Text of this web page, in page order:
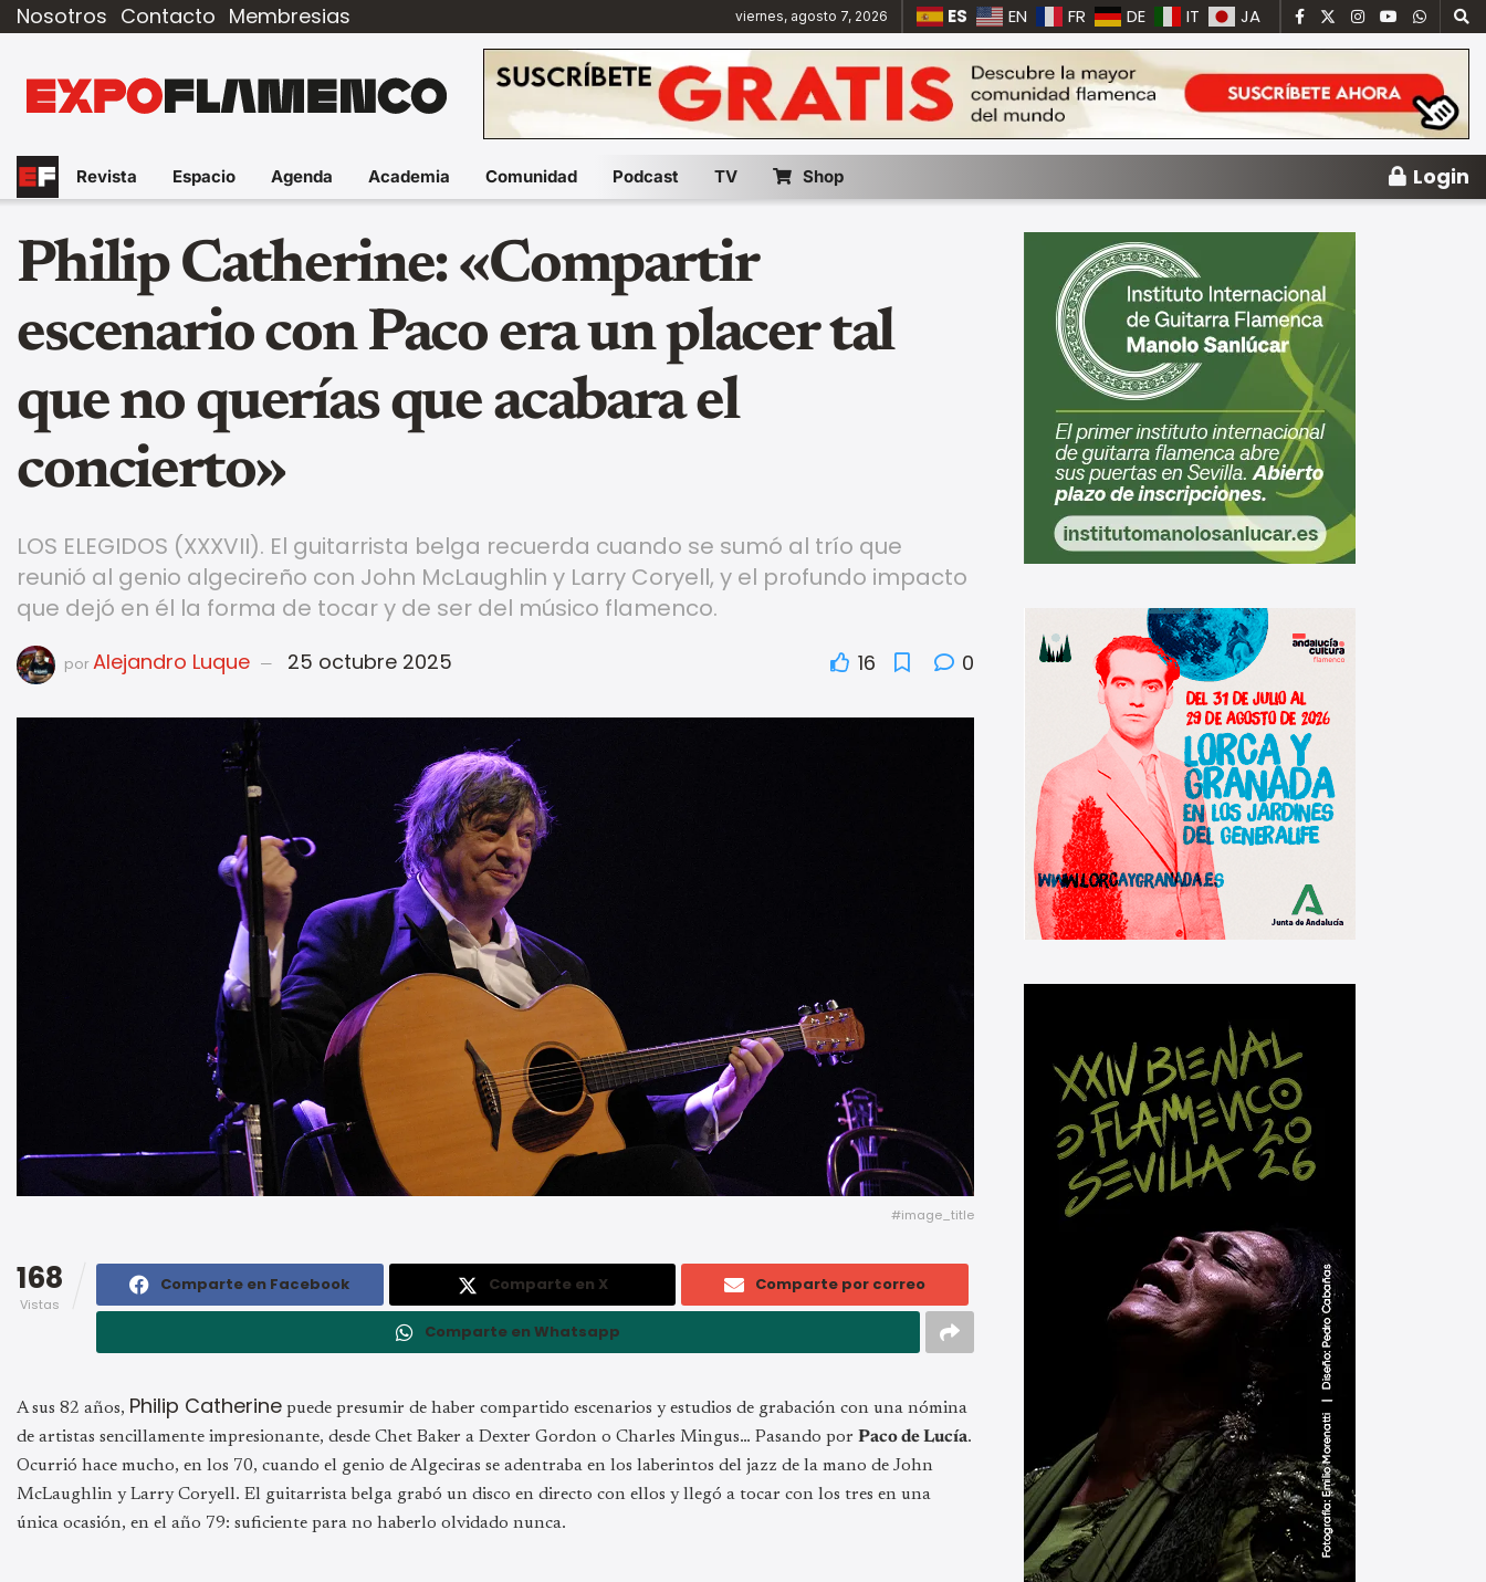
Nosotros Contacto Membresias viernes, agosto 7, 2026 ES EN FR DE IT JA
Revista Espacio Agenda Academia Comunidad Podcast TV Shop Login
Philip Catherine: «Compartir
escenario con Paco era un placer tal
que no querías que acabara el
concierto»
LOS ELEGIDOS (XXXVII). El guitarrista belga recuerda cuando se sumó al trío que
reunió al genio algecireño con John McLaughlin y Larry Coryell, y el profundo impacto
que dejó en él la forma de tocar y de ser del músico flamenco.
porAlejandro Luque 25 octubre 2025 16 0
#image_title
168
Vistas
Comparte en Facebook Comparte en X Comparte por correo
Comparte en Whatsapp
A sus 82 años, Philip Catherine puede presumir de haber compartido escenarios y estudios de grabación con una nómina
de artistas sencillamente impresionante, desde Chet Baker a Dexter Gordon o Charles Mingus… Pasando por Paco de Lucía.
Ocurrió hace mucho, en los 70, cuando el genio de Algeciras se adentraba en los laberintos del jazz de la mano de John
McLaughlin y Larry Coryell. El guitarrista belga grabó un disco en directo con ellos y llegó a tocar con los tres en una
única ocasión, en el año 79: suficiente para no haberlo olvidado nunca.